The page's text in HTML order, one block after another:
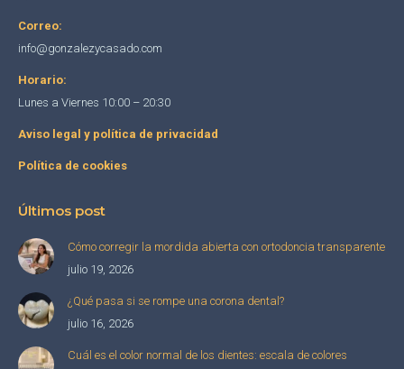
Correo:
info@gonzalezycasado.com
Horario:
Lunes a Viernes 10:00 – 20:30
Aviso legal y política de privacidad
Política de cookies
Últimos post
Cómo corregir la mordida abierta con ortodoncia transparente
julio 19, 2026
¿Qué pasa si se rompe una corona dental?
julio 16, 2026
Cuál es el color normal de los dientes: escala de colores